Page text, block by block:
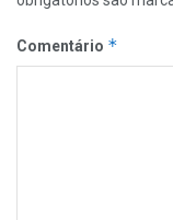
Comentário *